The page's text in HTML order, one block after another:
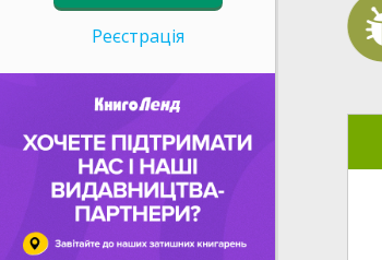
Реєстрація